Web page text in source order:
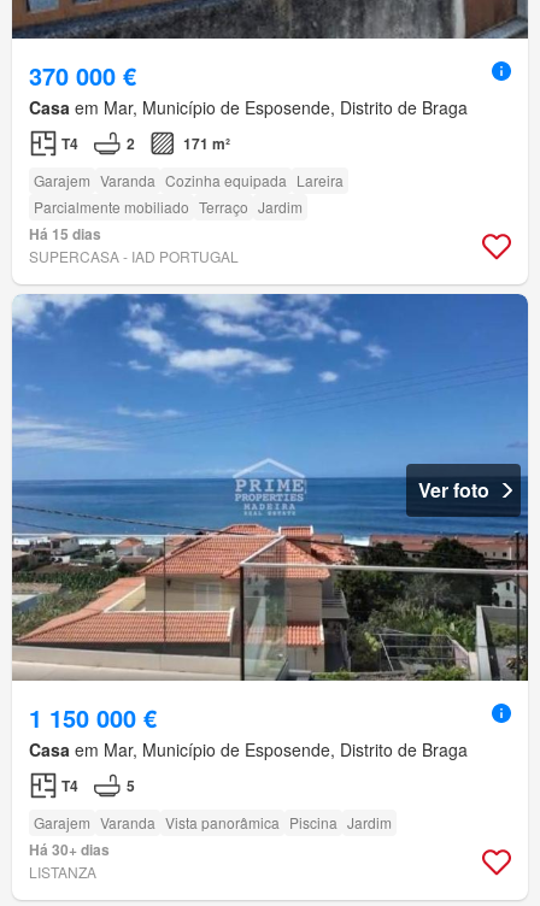
370 000 €
Casa em Mar, Município de Esposende, Distrito de Braga
T4 2 171 m²
Garajem Varanda Cozinha equipada Lareira
Parcialmente mobiliado Terraço Jardim
Há 15 dias
SUPERCASA - IAD PORTUGAL
Ver foto
1 150 000 €
Casa em Mar, Município de Esposende, Distrito de Braga
T4 5
Garajem Varanda Vista panorâmica Piscina Jardim
Há 30+ dias
LISTANZA